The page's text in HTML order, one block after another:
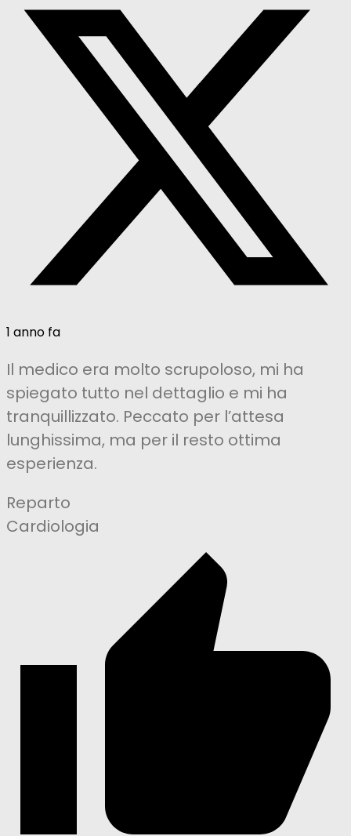
1 anno fa
Il medico era molto scrupoloso, mi ha
spiegato tutto nel dettaglio e mi ha
tranquillizzato. Peccato per l’attesa
lunghissima, ma per il resto ottima
esperienza.
Reparto
Cardiologia